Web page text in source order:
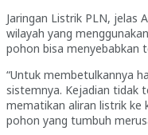
Jaringan Listrik PLN, jelas
wilayah yang
pohon bisa menyebabkan
“Untuk membetulkannya
sistemnya. Kejadian tidak
mematikan aliran listrik ke
pohon yang tumbuh